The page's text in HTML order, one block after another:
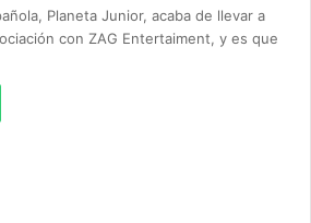
Planeta Junior, acaba de llevar a
con ZAG Entertaiment, y es que